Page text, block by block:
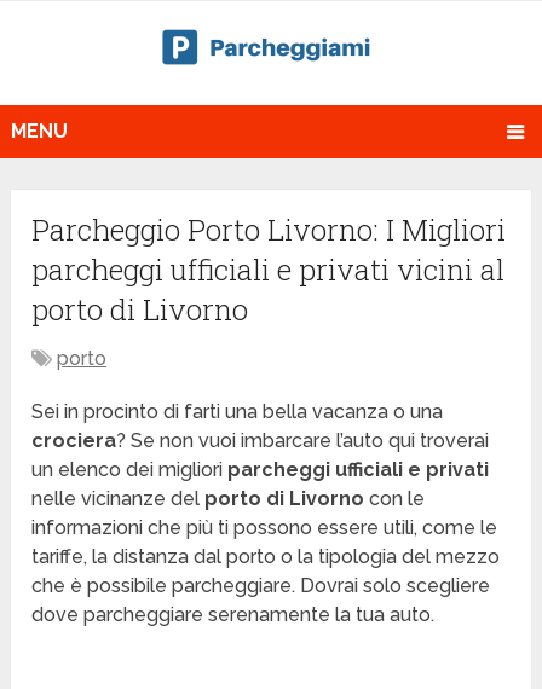
MENU
Parcheggio Porto Livorno: I Migliori
parcheggi ufficiali e privati vicini al
porto di Livorno
porto
Sei in procinto di farti una bella vacanza o una
crociera? Se non vuoi imbarcare l’auto qui troverai
un elenco dei migliori parcheggi ufficiali e privati
nelle vicinanze del porto di Livorno con le
informazioni che più ti possono essere utili, come le
tariffe, la distanza dal porto o la tipologia del mezzo
che è possibile parcheggiare. Dovrai solo scegliere
dove parcheggiare serenamente la tua auto.